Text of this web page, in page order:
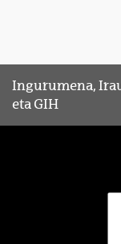
Ingurumena,
eta GIH